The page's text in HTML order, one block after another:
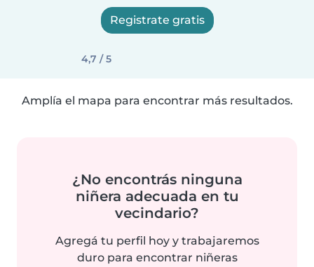
Registrate gratis
4,7 / 5
Amplía el mapa para encontrar más resultados.
¿No encontrás ninguna
niñera adecuada en tu
vecindario?
Agregá tu perfil hoy y trabajaremos
duro para encontrar niñeras